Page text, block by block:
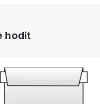
hodit